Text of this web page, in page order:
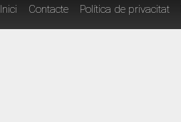
Inici Contacte Política de privacitat